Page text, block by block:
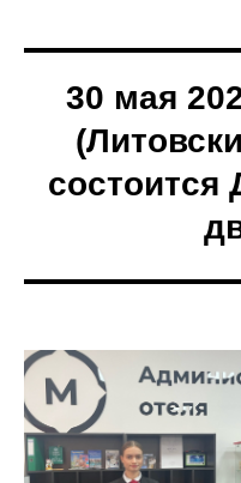
30 мая
состоится